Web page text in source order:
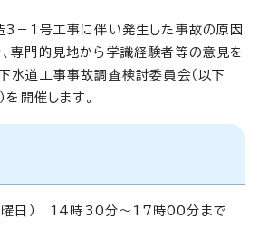
－1号工事に伴い発生した事故の原因
専門的見地から学識経験者等の意見を
水道工事事故調査検討委員会（以下
を開催します。
曜日） 14時30分～17時00分まで